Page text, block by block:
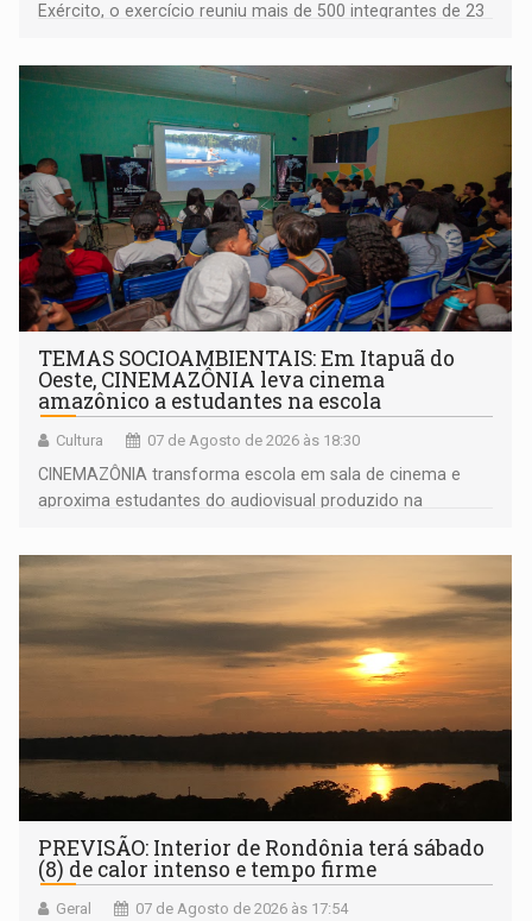
Exército, o exercício reuniu mais de 500 integrantes de 23
TEMAS SOCIOAMBIENTAIS: Em Itapuã do
Oeste, CINEMAZÔNIA leva cinema
amazônico a estudantes na escola
Cultura 07 de Agosto de 2026 às 18:30
CINEMAZÔNIA transforma escola em sala de cinema e
aproxima estudantes do audiovisual produzido na
PREVISÃO: Interior de Rondônia terá sábado
(8) de calor intenso e tempo firme
Geral 07 de Agosto de 2026 às 17:54